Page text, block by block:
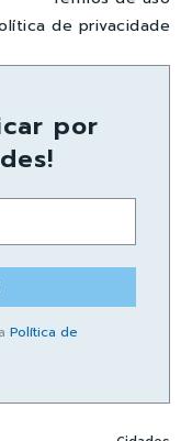
de privacidade
por
Política de